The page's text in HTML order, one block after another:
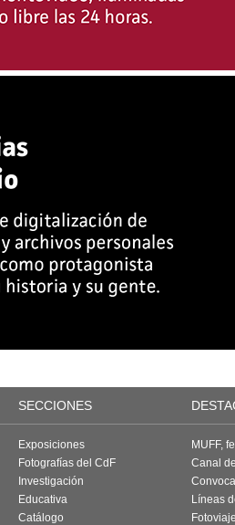
SECCIONES
Exposiciones
Fotografías del CdF
Investigación
Educativa
Catálogo
MUFF,
Canal
Líneas